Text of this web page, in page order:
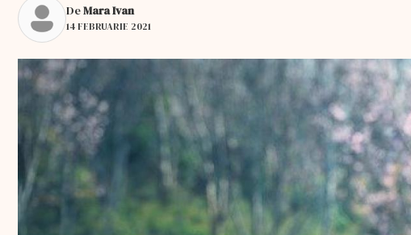
DeMara Ivan
14 FEBRUARIE 2021